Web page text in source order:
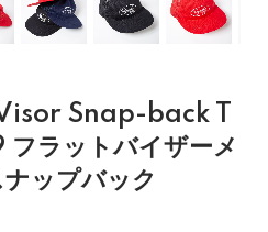
Snap-back T
ラットバイザーメ
ップバック